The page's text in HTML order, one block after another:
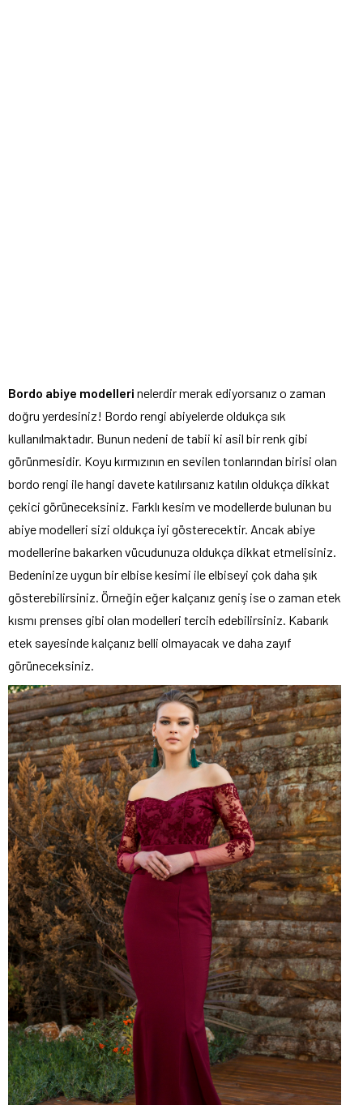
Bordo abiye modelleri nelerdir merak ediyorsanız o zaman
doğru yerdesiniz! Bordo rengi abiyelerde oldukça sık
kullanılmaktadır. Bunun nedeni de tabii ki asil bir renk gibi
görünmesidir. Koyu kırmızının en sevilen tonlarından birisi olan
bordo rengi ile hangi davete katılırsanız katılın oldukça dikkat
çekici görüneceksiniz. Farklı kesim ve modellerde bulunan bu
abiye modelleri sizi oldukça iyi gösterecektir. Ancak abiye
modellerine bakarken vücudunuza oldukça dikkat etmelisiniz.
Bedeninize uygun bir elbise kesimi ile elbiseyi çok daha şık
gösterebilirsiniz. Örneğin eğer kalçanız geniş ise o zaman etek
kısmı prenses gibi olan modelleri tercih edebilirsiniz. Kabarık
etek sayesinde kalçanız belli olmayacak ve daha zayıf
görüneceksiniz.